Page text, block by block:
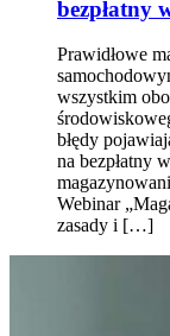
bezpłatny
Prawidłowe
wszystkim
błędy
na bezpłatny
Webinar
zasady i […]